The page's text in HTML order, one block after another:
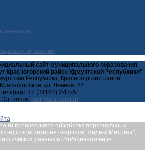
сайт муниципального образования
Красногорский район Удмуртской Республики"
Республика, Красногорский район,
ул. Ленина, 64
тел/факс: +7 (34164) 2-17-51
Эл. почта:
производится обработка персональных
интернет-сервиса "Яндекс.Метрика",
данных в обобщённом виде.